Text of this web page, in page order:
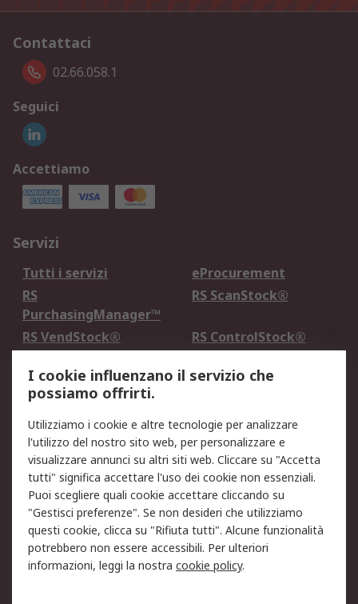
Contattaci
02.66.058.1
Seguici
Accettiamo
Servizi
Tutti i servizi
eProcurement
RS
PurchasingManager™
RS ScanStock®
RS VendStock®
RS ControlStock®
Legale
Informativa Cookie
Informativa Privacy -
Aggiornata
Email Security
Termini d'uso
Condizioni di vendita
Condizioni generali di
servizio
Etica e responsabilità
Chi Siamo
I cookie influenzano il servizio che
possiamo offrirti.
Utilizziamo i cookie e altre tecnologie per analizzare
l'utilizzo del nostro sito web, per personalizzare e
visualizzare annunci su altri siti web. Cliccare su "Accetta
tutti" significa accettare l'uso dei cookie non essenziali.
Puoi scegliere quali cookie accettare cliccando su
"Gestisci preferenze". Se non desideri che utilizziamo
questi cookie, clicca su "Rifiuta tutti". Alcune funzionalità
potrebbero non essere accessibili. Per ulteriori
informazioni, leggi la nostra cookie policy.